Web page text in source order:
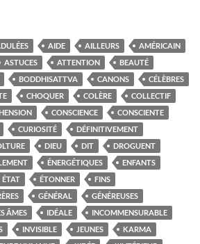
AIDE AILLEURS
AMÉRICAIN
ASTUCES ATTENTION
BEAUTÉ
BODDHISATTVA CANONS
CÉLÈBRES
CHOQUER COLÈRE
COLLECTIF
CONSCIENCE
CONSCIENTE
CURIOSITÉ
DÉFINITIVEMENT
DIEU DIT
DROGUENT
ÉNERGÉTIQUES
ENFANTS
ÉTAT ÉTONNER
FINS
GÉNÉRAL
GÉNÉREUSES
ÂMES IDÉALE
INCOMMENSURABLE
INVISIBLE JEUNES
KARMA